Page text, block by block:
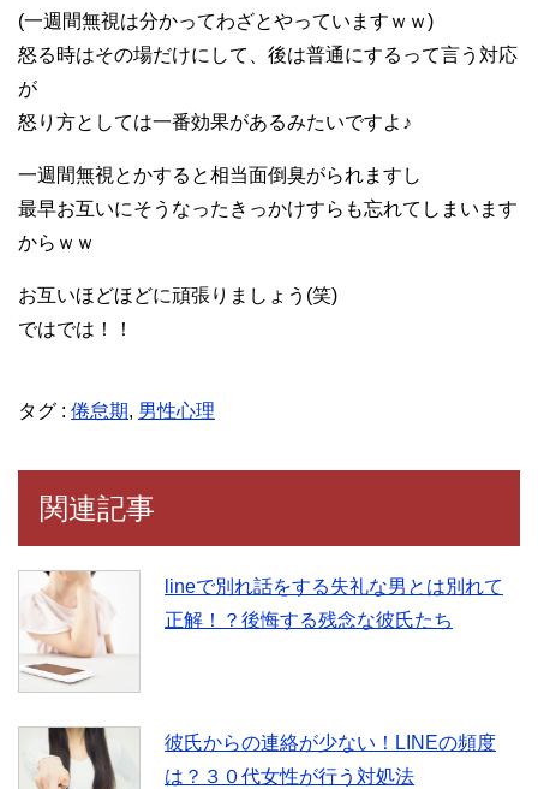
(一週間無視は分かってわざとやっていますｗｗ)
怒る時はその場だけにして、後は普通にするって言う対応
が
怒り方としては一番効果があるみたいですよ♪
一週間無視とかすると相当面倒臭がられますし
最早お互いにそうなったきっかけすらも忘れてしまいます
からｗｗ
お互いほどほどに頑張りましょう(笑)
ではでは！！
タグ : 倦怠期, 男性心理
関連記事
lineで別れ話をする失礼な男とは別れて
正解！？後悔する残念な彼氏たち
彼氏からの連絡が少ない！LINEの頻度
は？３０代女性が行う対処法